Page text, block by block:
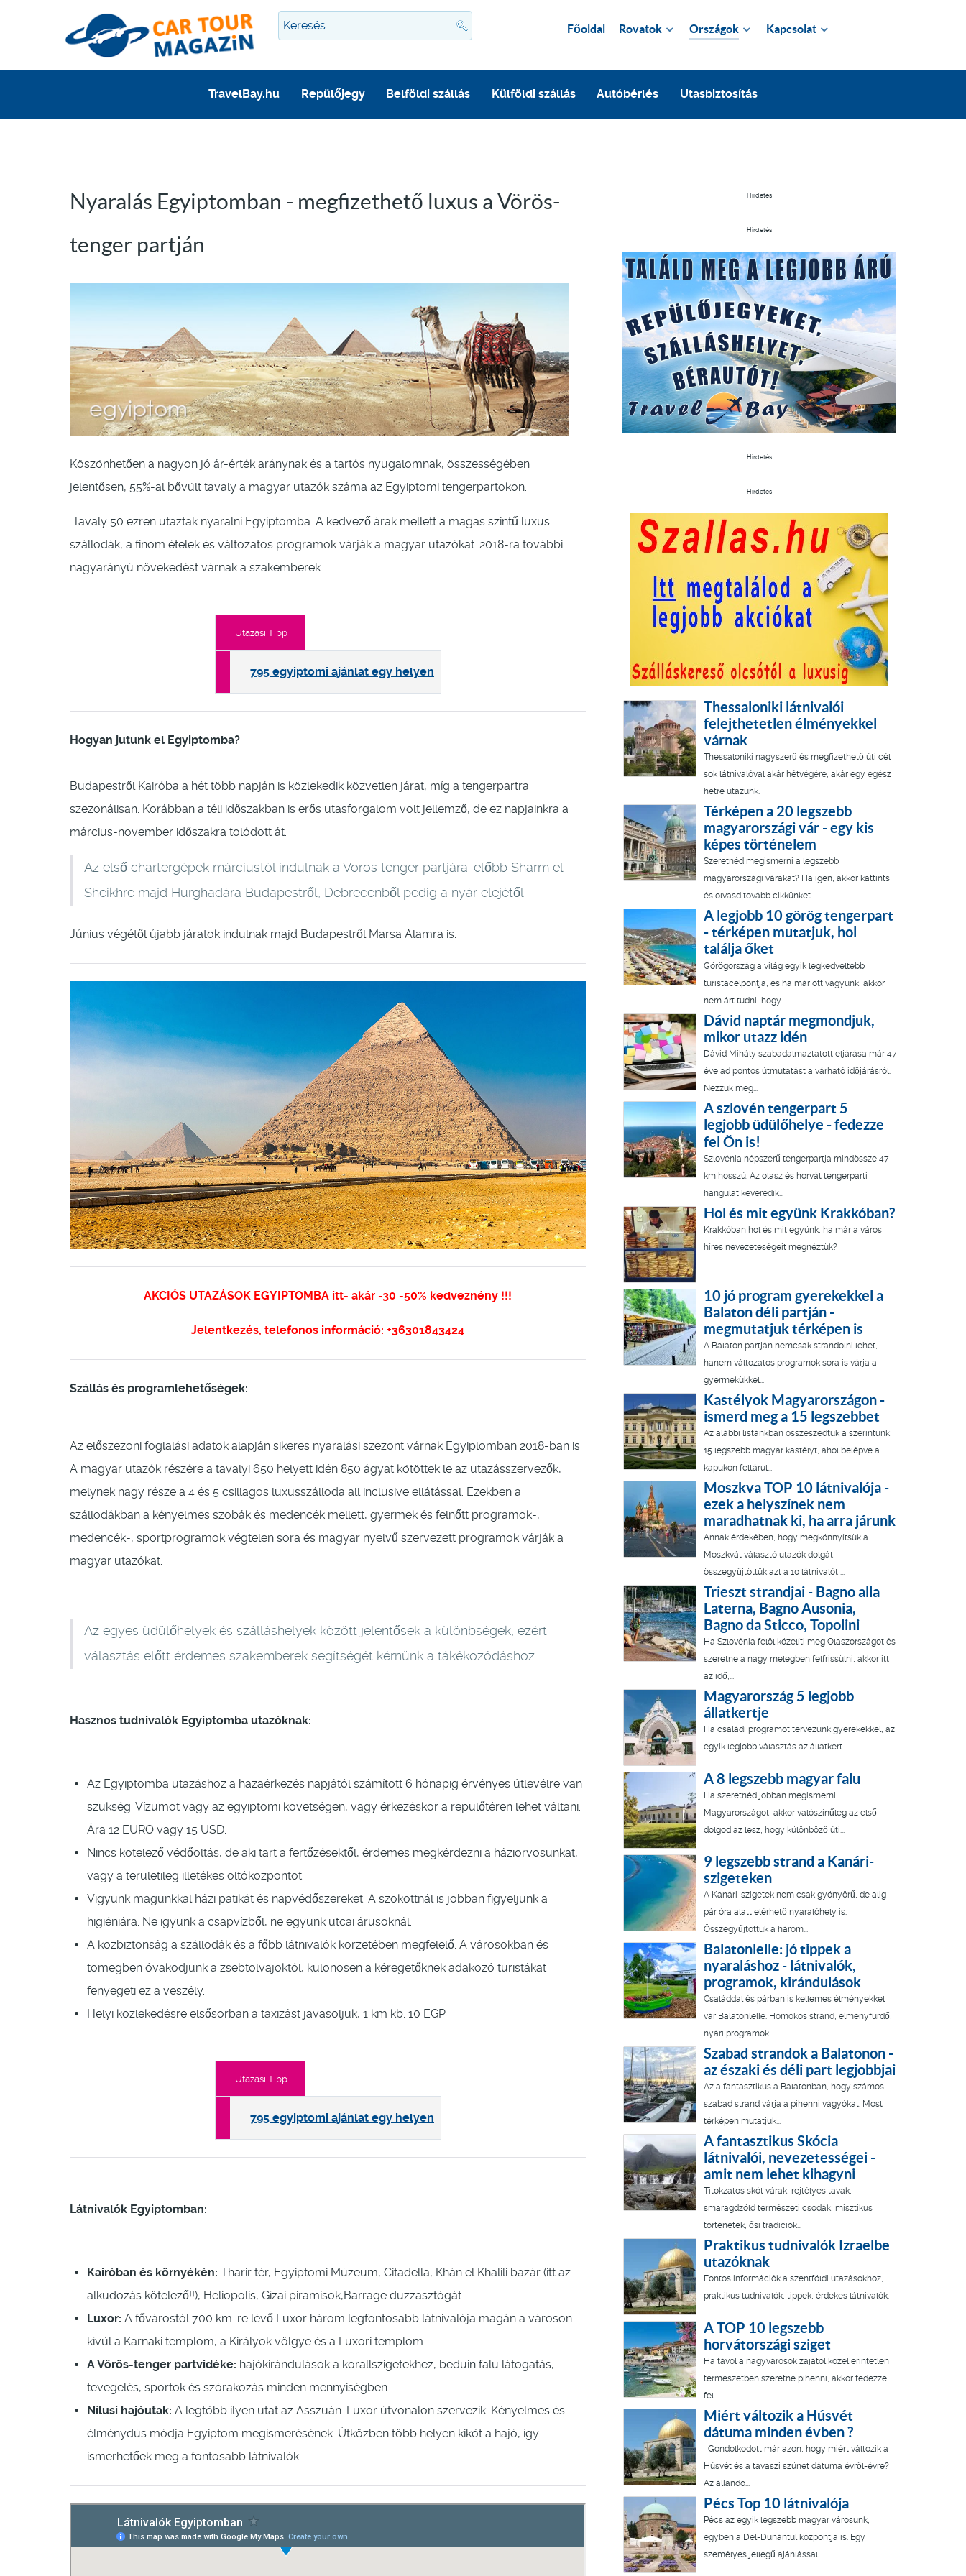
Főoldal Rovatok Országok Kapcsolat
TravelBay.hu Repülőjegy Belföldi szállás Külföldi szállás Autóbérlés Utasbiztosítás
Nyaralás Egyiptomban - megfizethető luxus a Vörös-
tenger partján
Köszönhetően a nagyon jó ár-érték aránynak és a tartós nyugalomnak, összességében
jelentősen, 55%-al bővült tavaly a magyar utazók száma az Egyiptomi tengerpartokon.
Tavaly 50 ezren utaztak nyaralni Egyiptomba. A kedvező árak mellett a magas szintű luxus
szállodák, a finom ételek és változatos programok várják a magyar utazókat. 2018-ra további
nagyarányú növekedést várnak a szakemberek.
Utazási Tipp
795 egyiptomi ajánlat egy helyen
Hogyan jutunk el Egyiptomba?
Budapestről Kairóba a hét több napján is közlekedik közvetlen járat, míg a tengerpartra
szezonálisan. Korábban a téli időszakban is erős utasforgalom volt jellemző, de ez napjainkra a
március-november időszakra tolódott át.
Az első chartergépek márciustól indulnak a Vörös tenger partjára: előbb Sharm el
Sheikhre majd Hurghadára Budapestről, Debrecenből pedig a nyár elejétől.
Június végétől újabb járatok indulnak majd Budapestről Marsa Alamra is.
AKCIÓS UTAZÁSOK EGYIPTOMBA itt- akár -30 -50% kedveznény !!!
Jelentkezés, telefonos információ: +36301843424
Szállás és programlehetőségek:
Az előszezoni foglalási adatok alapján sikeres nyaralási szezont várnak Egyiplomban 2018-ban is.
A magyar utazók részére a tavalyi 650 helyett idén 850 ágyat kötöttek le az utazásszervezők,
melynek nagy része a 4 és 5 csillagos luxusszálloda all inclusive ellátással. Ezekben a
szállodákban a kényelmes szobák és medencék mellett, gyermek és felnőtt programok-,
medencék-, sportprogramok végtelen sora és magyar nyelvű szervezett programok várják a
magyar utazókat.
Az egyes üdülőhelyek és szálláshelyek között jelentősek a különbségek, ezért
választás előtt érdemes szakemberek segítségét kérnünk a tákékozódáshoz.
Hasznos tudnivalók Egyiptomba utazóknak:
Az Egyiptomba utazáshoz a hazaérkezés napjától számított 6 hónapig érvényes útlevélre van
szükség. Vízumot vagy az egyiptomi követségen, vagy érkezéskor a repülőtéren lehet váltani.
Ára 12 EURO vagy 15 USD.
Nincs kötelező védőoltás, de aki tart a fertőzésektől, érdemes megkérdezni a háziorvosunkat,
vagy a területileg illetékes oltóközpontot.
Vigyünk magunkkal házi patikát és napvédőszereket. A szokottnál is jobban figyeljünk a
higiéniára. Ne igyunk a csapvízből, ne együnk utcai árusoknál.
A közbiztonság a szállodák és a főbb látnivalók körzetében megfelelő. A városokban és
tömegben óvakodjunk a zsebtolvajoktól, különösen a kéregetőknek adakozó turistákat
fenyegeti ez a veszély.
Helyi közlekedésre elsősorban a taxizást javasoljuk, 1 km kb. 10 EGP.
Utazási Tipp
795 egyiptomi ajánlat egy helyen
Látnivalók Egyiptomban:
Kairóban és környékén: Tharir tér, Egyiptomi Múzeum, Citadella, Khán el Khalili bazár (itt az
alkudozás kötelező!!), Heliopolis, Gízai piramisok,Barrage duzzasztógát…
Luxor: A fővárostól 700 km-re lévő Luxor három legfontosabb látnivalója magán a városon
kívül a Karnaki templom, a Királyok völgye és a Luxori templom.
A Vörös-tenger partvidéke: hajókirándulások a korallszigetekhez, beduin falu látogatás,
tevegelés, sportok és szórakozás minden mennyiségben.
Nílusi hajóutak: A legtöbb ilyen utat az Asszuán-Luxor útvonalon szervezik. Kényelmes és
élménydús módja Egyiptom megismerésének. Útközben több helyen kiköt a hajó, így
ismerhetőek meg a fontosabb látnivalók.
Hirdetés
Hirdetés
Hirdetés
Hirdetés
Thessaloniki látnivalói
felejthetetlen élményekkel
várnak
Thessaloniki nagyszerű és megfizethető úti cél
sok látnivalóval akár hétvégére, akár egy egész
hétre utazunk.
Térképen a 20 legszebb
magyarországi vár - egy kis
képes történelem
Szeretnéd megismerni a legszebb
magyarországi várakat? Ha igen, akkor kattints
és olvasd tovább cikkünket.
A legjobb 10 görög tengerpart
- térképen mutatjuk, hol
találja őket
Görögország a világ egyik legkedveltebb
turistacélpontja, és ha már ott vagyunk, akkor
nem árt tudni, hogy...
Dávid naptár megmondjuk,
mikor utazz idén
Dávid Mihály szabadalmaztatott eljárása már 47
éve ad pontos útmutatást a várható időjárásról.
Nézzük meg...
A szlovén tengerpart 5
legjobb üdülőhelye - fedezze
fel Ön is!
Szlovénia népszerű tengerpartja mindössze 47
km hosszú. Az olasz és horvát tengerparti
hangulat keveredik...
Hol és mit együnk Krakkóban?
Krakkóban hol és mit együnk, ha már a város
híres nevezeteségeit megnéztük?
10 jó program gyerekekkel a
Balaton déli partján -
megmutatjuk térképen is
A Balaton partján nemcsak strandolni lehet,
hanem változatos programok sora is várja a
gyermekükkel...
Kastélyok Magyarországon -
ismerd meg a 15 legszebbet
Az alábbi listánkban összeszedtük a szerintünk
15 legszebb magyar kastélyt, ahol belépve a
kapukon feltárul...
Moszkva TOP 10 látnivalója -
ezek a helyszínek nem
maradhatnak ki, ha arra járunk
Annak érdekében, hogy megkönnyítsük a
Moszkvát választó utazók dolgát,
összegyűjtöttük azt a 10 látnivalót,...
Trieszt strandjai - Bagno alla
Laterna, Bagno Ausonia,
Bagno da Sticco, Topolini
Ha Szlovénia felöl közelíti meg Olaszországot és
szeretne a nagy melegben felfrissülni, akkor itt
az idő,...
Magyarország 5 legjobb
állatkertje
Ha családi programot tervezünk gyerekekkel, az
egyik legjobb választás az állatkert…
A 8 legszebb magyar falu
Ha szeretnéd jobban megismerni
Magyarországot, akkor valószínűleg az első
dolgod az lesz, hogy különböző úti...
9 legszebb strand a Kanári-
szigeteken
A Kanári-szigetek nem csak gyönyörű, de alig
pár óra alatt elérhető nyaralóhely is.
Összegyűjtöttük a három...
Balatonlelle: jó tippek a
nyaraláshoz - látnivalók,
programok, kirándulások
Családdal és párban is kellemes élményekkel
vár Balatonlelle. Homokos strand, élményfürdő,
nyári programok...
Szabad strandok a Balatonon -
az északi és déli part legjobbjai
Az a fantasztikus a Balatonban, hogy számos
szabad strand várja a pihenni vágyókat. Most
térképen mutatjuk...
A fantasztikus Skócia
látnivalói, nevezetességei -
amit nem lehet kihagyni
Titokzatos skót várak, rejtélyes tavak,
smaragdzöld természeti csodák, misztikus
történetek, ősi tradíciók...
Praktikus tudnivalók Izraelbe
utazóknak
Fontos információk a szentföldi utazásokhoz,
praktikus tudnivalók, tippek, érdekes látnivalók.
A TOP 10 legszebb
horvátországi sziget
Ha távol a nagyvárosok zajától közel érintetlen
természetben szeretne pihenni, akkor fedezze
fel...
Miért változik a Húsvét
dátuma minden évben ?
Gondolkodott már azon, hogy miért változik a
Húsvét és a tavaszi szünet dátuma évről-évre?
Az állandó...
Pécs Top 10 látnivalója
Pécs az egyik legszebb magyar városunk,
egyben a Dél-Dunántúl központja is. Egy
személyes jellegű ajánlással...